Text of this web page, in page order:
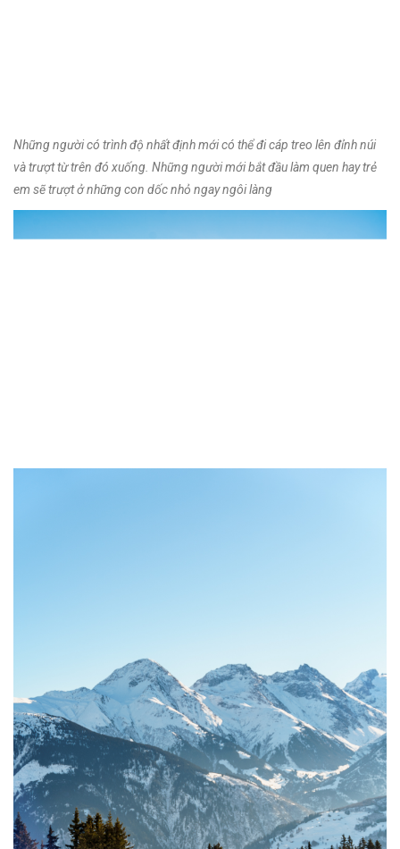
Những người có trình độ nhất định mới có thể đi cáp treo lên đỉnh núi
và trượt từ trên đó xuống. Những người mới bắt đầu làm quen hay trẻ
em sẽ trượt ở những con dốc nhỏ ngay ngôi làng